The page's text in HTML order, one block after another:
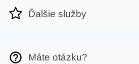
Ďalšie služby
Máte otázku?